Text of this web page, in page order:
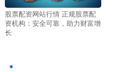
股票配资网站行情 正规股票配
资机构：安全可靠，助力财富增
长